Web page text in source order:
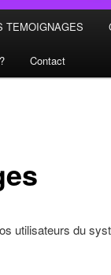
TEMOIGNAGES
Contact
utilisateurs du